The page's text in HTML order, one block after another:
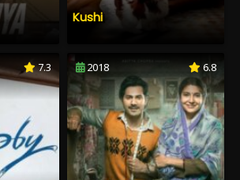
Kushi
7.3 2018 6.8